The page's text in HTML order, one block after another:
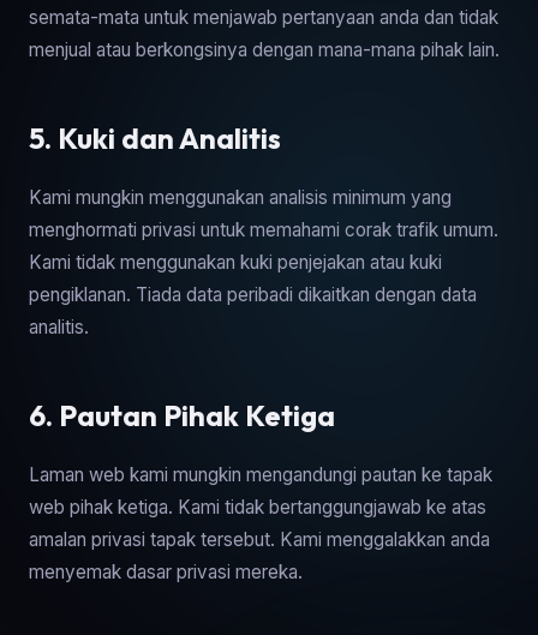
semata-mata untuk menjawab pertanyaan anda dan tidak
menjual atau berkongsinya dengan mana-mana pihak lain.
5. Kuki dan Analitis
Kami mungkin menggunakan analisis minimum yang
menghormati privasi untuk memahami corak trafik umum.
Kami tidak menggunakan kuki penjejakan atau kuki
pengiklanan. Tiada data peribadi dikaitkan dengan data
analitis.
6. Pautan Pihak Ketiga
Laman web kami mungkin mengandungi pautan ke tapak
web pihak ketiga. Kami tidak bertanggungjawab ke atas
amalan privasi tapak tersebut. Kami menggalakkan anda
menyemak dasar privasi mereka.